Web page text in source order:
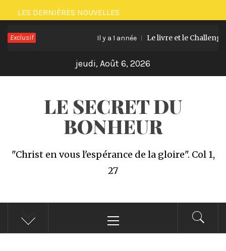
Passer
au
contenu
LES DERNIÈRES NOUVELLES
Exclusif Il y a 1 année Le livre et le Challenge
jeudi, Août 6, 2026
LE SECRET DU
BONHEUR
"Christ en vous l'espérance de la gloire". Col 1,
27
principal